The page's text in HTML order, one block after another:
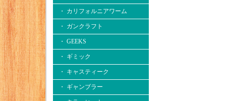
・ カリフォルニアワーム
・ ガンクラフト
・ GEEKS
・ ギミック
・ キャスティーク
・ ギャンブラー